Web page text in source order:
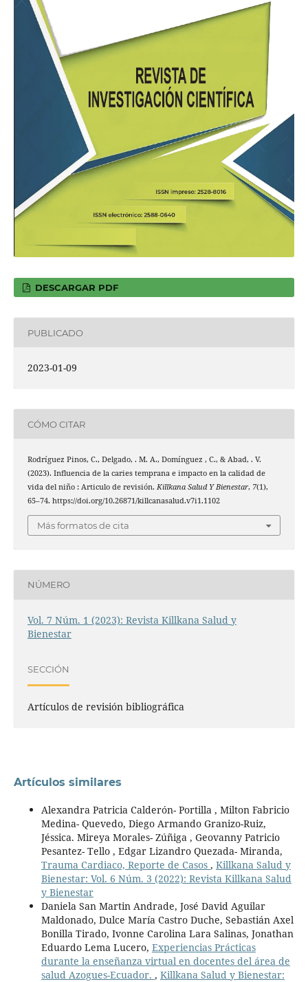
DESCARGAR PDF
PUBLICADO
2023-01-09
CÓMO CITAR
Rodríguez Pinos, C., Delgado, . M. A., Domínguez , C., & Abad, . V.
(2023). Influencia de la caries temprana e impacto en la calidad de
vida del niño : Articulo de revisión. Killkana Salud Y Bienestar, 7(1),
65–74. https://doi.org/10.26871/killcanasalud.v7i1.1102
Más formatos de cita
NÚMERO
Vol. 7 Núm. 1 (2023): Revista Killkana Salud y
Bienestar
SECCIÓN
Artículos de revisión bibliográfica
Artículos similares
Alexandra Patricia Calderón- Portilla , Milton Fabricio
Medina- Quevedo, Diego Armando Granizo-Ruiz,
Jéssica. Mireya Morales- Zúñiga , Geovanny Patricio
Pesantez- Tello , Edgar Lizandro Quezada- Miranda,
Trauma Cardiaco, Reporte de Casos , Killkana Salud y
Bienestar: Vol. 6 Núm. 3 (2022): Revista Killkana Salud
y Bienestar
Daniela San Martin Andrade, José David Aguilar
Maldonado, Dulce María Castro Duche, Sebastián Axel
Bonilla Tirado, Ivonne Carolina Lara Salinas, Jonathan
Eduardo Lema Lucero, Experiencias Prácticas
durante la enseñanza virtual en docentes del área de
salud Azogues-Ecuador. , Killkana Salud y Bienestar: